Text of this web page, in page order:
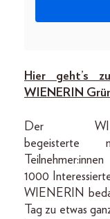
Hier geht’s
WIENERIN
Der
begeisterte
1000
WIENERIN
Tag zu etwas